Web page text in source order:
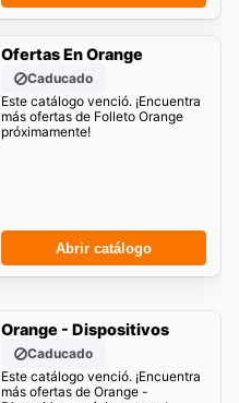
Ofertas En Orange
Caducado
Este catálogo venció. ¡Encuentra
más ofertas de Folleto Orange
próximamente!
Abrir catálogo
Orange - Dispositivos
Caducado
Este catálogo venció. ¡Encuentra
más ofertas de Orange -